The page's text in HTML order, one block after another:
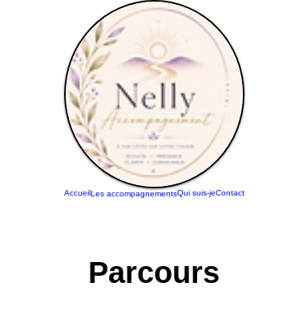
AccueilLes accompagnementsQui suis-jeContact
Parcours